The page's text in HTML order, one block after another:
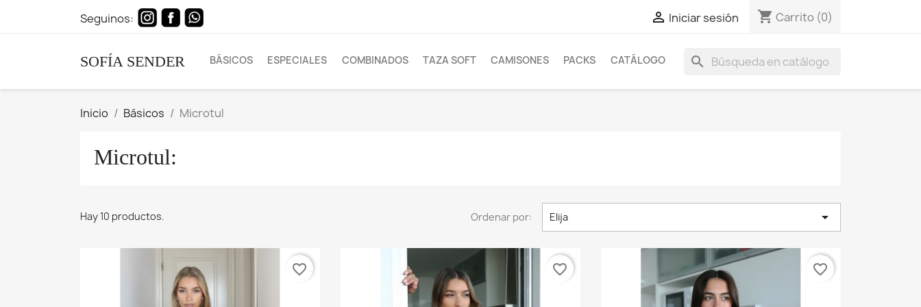
Seguinos:  Iniciar sesión shopping_cart Carrito (0)
SOFÍA SENDER BÁSICOS ESPECIALES COMBINADOS TAZA SOFT CAMISONES PACKS CATÁLOGO search
Inicio Básicos Microtul
Microtul:
Hay 10 productos. Ordenar por: Elija 
favorite_border favorite_border favorite_border